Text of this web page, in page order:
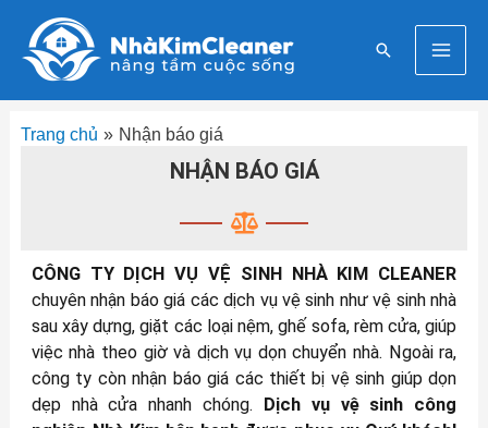
nội
Tìm
Main
Trang chủ Nhận báo giá
NHẬN BÁO GIÁ
CÔNG TY DỊCH VỤ VỆ SINH NHÀ KIM CLEANER
chuyên nhận báo giá các dịch vụ vệ sinh như vệ sinh nhà
sau xây dựng, giặt các loại nệm, ghế sofa, rèm cửa, giúp
việc nhà theo giờ và dịch vụ dọn chuyển nhà. Ngoài ra,
công ty còn nhận báo giá các thiết bị vệ sinh giúp dọn
dẹp nhà cửa nhanh chóng. Dịch vụ vệ sinh công